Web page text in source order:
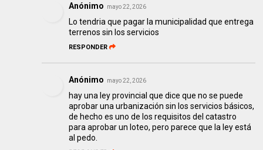
Anónimo mayo 22, 2026
Lo tendria que pagar la municipalidad que entrega
terrenos sin los servicios
RESPONDER
Anónimo mayo 22, 2026
hay una ley provincial que dice que no se puede
aprobar una urbanización sin los servicios básicos,
de hecho es uno de los requisitos del catastro
para aprobar un loteo, pero parece que la ley está
al pedo.